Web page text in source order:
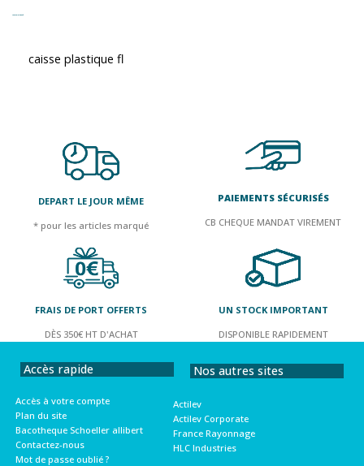
caisse plastique fl
DEPART LE JOUR MÊME
* pour les articles marqué
PAIEMENTS SÉCURISÉS
CB CHEQUE MANDAT VIREMENT
FRAIS DE PORT OFFERTS
DÈS 350€ HT D'ACHAT
UN STOCK IMPORTANT
DISPONIBLE RAPIDEMENT
Accès rapide
Accès à votre compte
Plan du site
Bacotheque Schoeller allibert
Contactez-nous
Mot de passe oublié ?
Nos autres sites
Actilev
Actilev Corporate
France Rayonnage
HLC Industries